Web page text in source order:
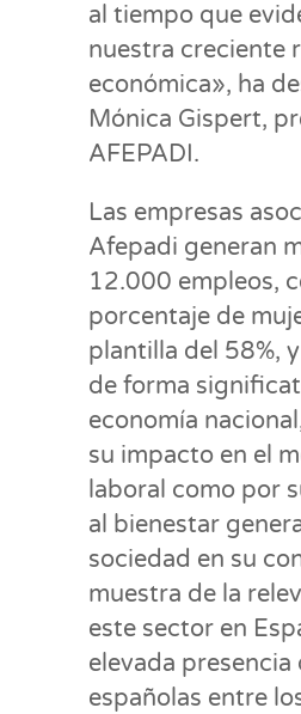
al tiempo que
nuestra creciente
económica», ha
Mónica Gispert,
AFEPADI.
Las empresas
Afepadi generan
12.000 empleos,
porcentaje de
plantilla del 58%,
de forma
economía
su impacto en el
laboral como por
al bienestar
sociedad en su
muestra de la
este sector en
elevada presencia
españolas entre